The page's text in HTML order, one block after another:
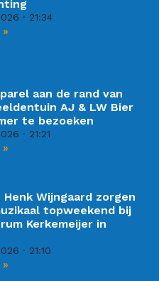
21:34
aan de rand van
AJ & LW Bier
te bezoeken
21:21
Henk Wijngaard zorgen
topweekend bij
Kerkemeijer in
21:10